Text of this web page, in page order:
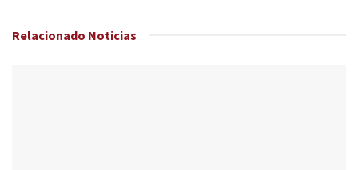
Relacionado Noticias